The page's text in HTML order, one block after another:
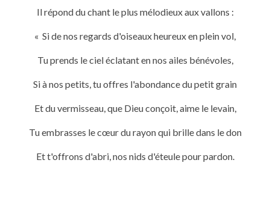
Il répond du chant le plus mélodieux aux vallons :
« Si de nos regards d'oiseaux heureux en plein vol,
Tu prends le ciel éclatant en nos ailes bénévoles,
Si à nos petits, tu offres l'abondance du petit grain
Et du vermisseau, que Dieu conçoit, aime le levain,
Tu embrasses le cœur du rayon qui brille dans le don
Et t'offrons d'abri, nos nids d'éteule pour pardon.